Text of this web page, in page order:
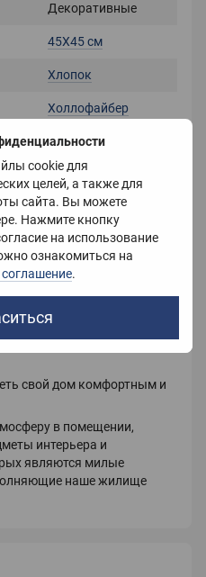
cookie для
целей, а также для
сайта. Вы можете
Нажмите кнопку
на использование
ознакомиться на
.
Декоративные
45Х45 см
Хлопок
Холлофайбер
Серый
600 г
Украина
свой дом комфортным и
в помещении,
интерьера и
являются милые
наше жилище